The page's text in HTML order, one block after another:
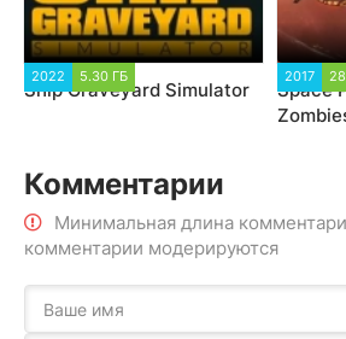
2022 5.30 ГБ
Ship Graveyard Simulator
2017
Space
Комментарии
Минимальная длина
комментарии модерируются